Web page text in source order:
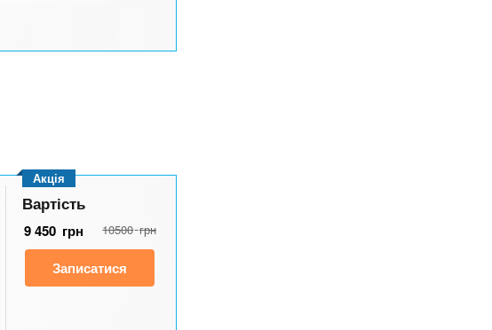
Акція
Вартість
9 450 грн 10500 грн
Записатися